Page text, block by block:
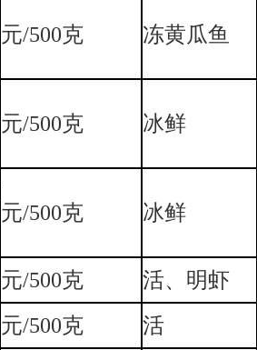
元/500克 冻黄瓜鱼
元/500克 冰鲜
元/500克 冰鲜
元/500克 活、明虾
元/500克 活